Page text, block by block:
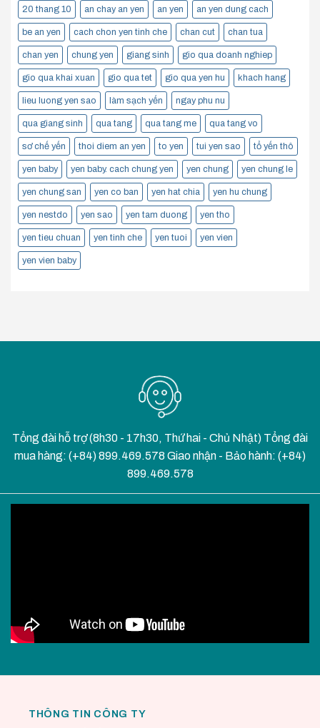
20 thang 10 an chay an yen an yen an yen dung cach
be an yen cach chon yen tinh che chan cut chan tua
chan yen chung yen giang sinh gio qua doanh nghiep
gio qua khai xuan gio qua tet gio qua yen hu khach hang
lieu luong yen sao làm sạch yến ngay phu nu
qua giang sinh qua tang qua tang me qua tang vo
sơ chế yến thoi diem an yen to yen tui yen sao tổ yến thô
yen baby yen baby. cach chung yen yen chung yen chung le
yen chung san yen co ban yen hat chia yen hu chung
yen nestdo yen sao yen tam duong yen tho
yen tieu chuan yen tinh che yen tuoi yen vien
yen vien baby
Tổng đài hỗ trợ (8h30 - 17h30, Thứ hai - Chủ Nhật) Tổng đài
mua hàng: (+84) 899.469.578 Giao nhận - Bảo hành: (+84)
899.469.578
THÔNG TIN CÔNG TY